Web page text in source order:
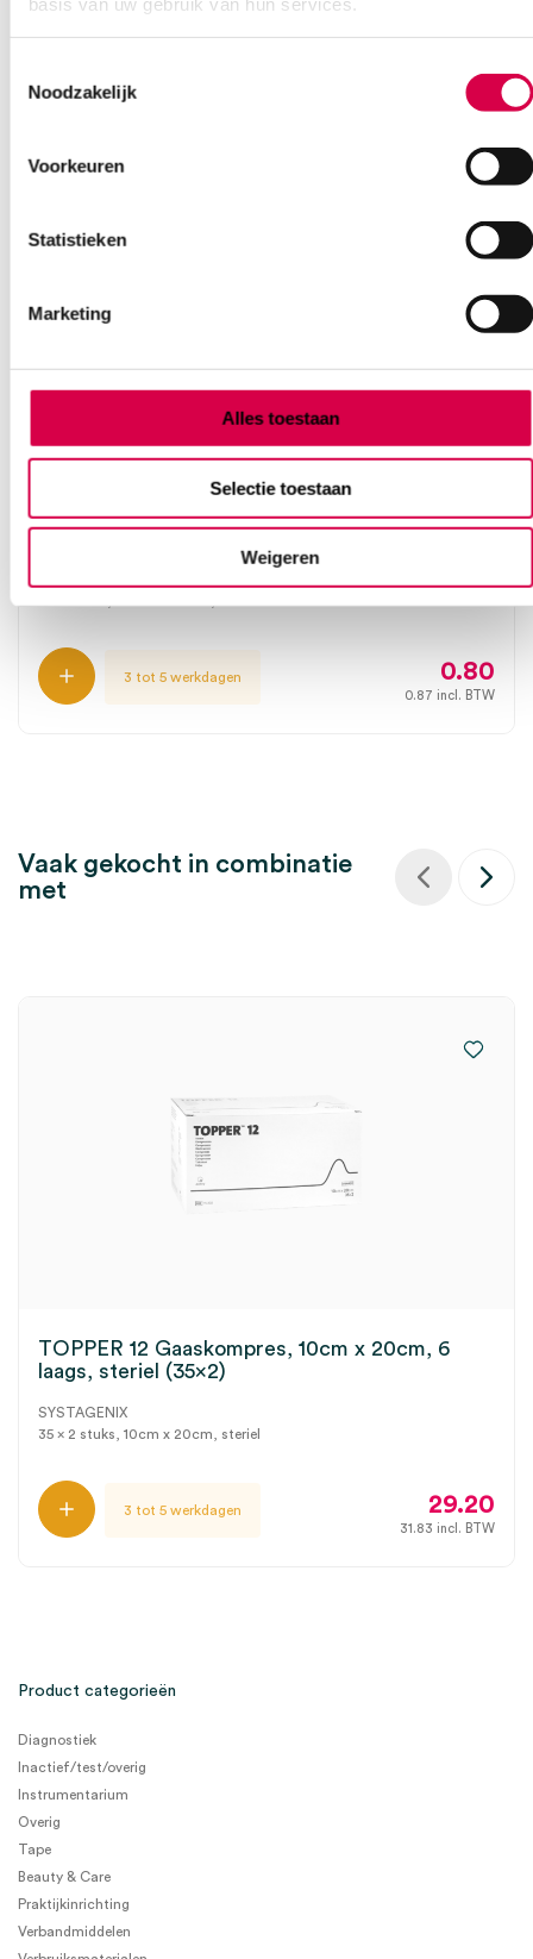
Noodzakelijk
Voorkeuren
Statistieken
Marketing
Alles toestaan
Selectie toestaan
Weigeren
Ook interessant
Gazin gaaskompres, 7.5cm x 7.5cm, 8 laags,
3 tot 5 werkdagen 0.80
0.87 incl. BTW
Vaak gekocht in combinatie
met
TOPPER 12 Gaaskompres, 10cm x 20cm, 6
laags, steriel (35×2)
SYSTAGENIX
35 x 2 stuks, 10cm x 20cm, steriel
3 tot 5 werkdagen 29.20
31.83 incl. BTW
Product categorieën
Diagnostiek
Inactief/test/overig
Instrumentarium
Overig
Tape
Beauty & Care
Praktijkinrichting
Verbandmiddelen